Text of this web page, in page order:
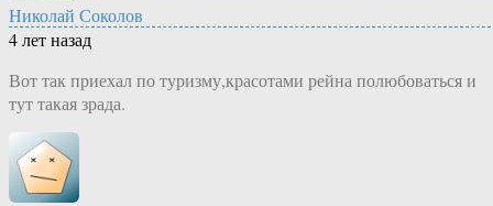
Николай Соколов
4 лет назад
Вот так приехал по туризму,красотами рейна полюбоваться и
тут такая зрада.